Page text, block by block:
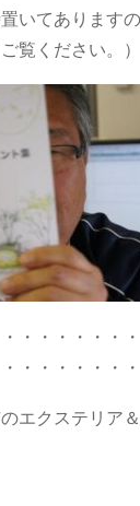
いてあります
覧ください。）
・・・・・・
・・・・・・
エクステリア